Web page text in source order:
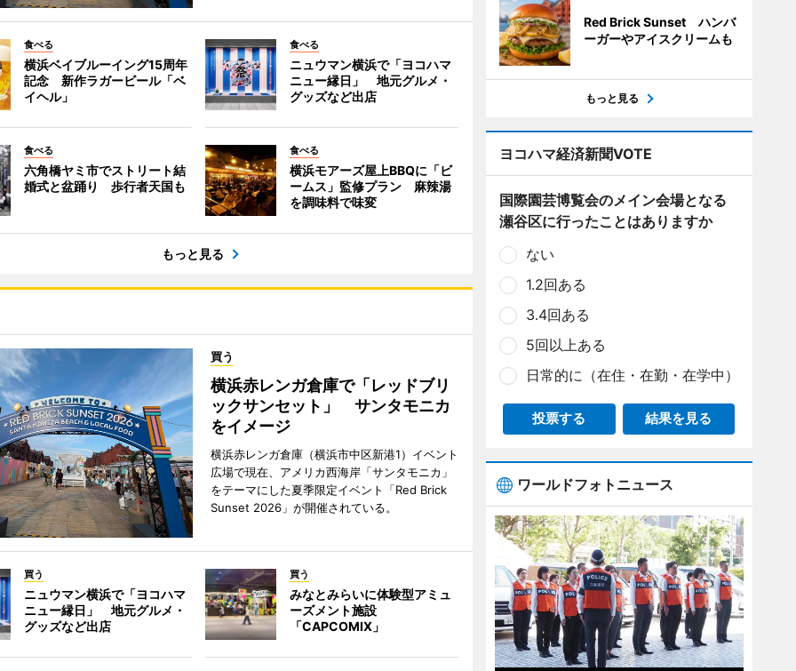
食べる
横浜ベイブルーイング15周年
記念 新作ラガービール「ベ
イヘル」
食べる
ニュウマン横浜で「ヨコハマ
ニュー縁日」 地元グルメ・
グッズなど出店
食べる
六角橋ヤミ市でストリート結
婚式と盆踊り 歩行者天国も
食べる
横浜モアーズ屋上BBQに「ビ
ームス」監修プラン 麻辣湯
を調味料で味変
もっと見る
買う
横浜赤レンガ倉庫で「レッドブリ
ックサンセット」 サンタモニカ
をイメージ
横浜赤レンガ倉庫（横浜市中区新港1）イベント
広場で現在、アメリカ西海岸「サンタモニカ」
をテーマにした夏季限定イベント「Red Brick
Sunset 2026」が開催されている。
買う
ニュウマン横浜で「ヨコハマ
ニュー縁日」 地元グルメ・
グッズなど出店
買う
みなとみらいに体験型アミュ
ーズメント施設
「CAPCOMIX」
Red Brick Sunset ハンバ
ーガーやアイスクリームも
もっと見る
ヨコハマ経済新聞VOTE
国際園芸博覧会のメイン会場となる
瀬谷区に行ったことはありますか
ない
1.2回ある
3.4回ある
5回以上ある
日常的に（在住・在勤・在学中）
投票する 結果を見る
ワールドフォトニュース